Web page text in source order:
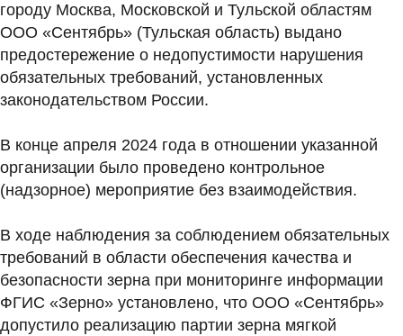
городу Москва, Московской и Тульской областям
ООО «Сентябрь» (Тульская область) выдано
предостережение о недопустимости нарушения
обязательных требований, установленных
законодательством России.
В конце апреля 2024 года в отношении указанной
организации было проведено контрольное
(надзорное) мероприятие без взаимодействия.
В ходе наблюдения за соблюдением обязательных
требований в области обеспечения качества и
безопасности зерна при мониторинге информации
ФГИС «Зерно» установлено, что ООО «Сентябрь»
допустило реализацию партии зерна мягкой